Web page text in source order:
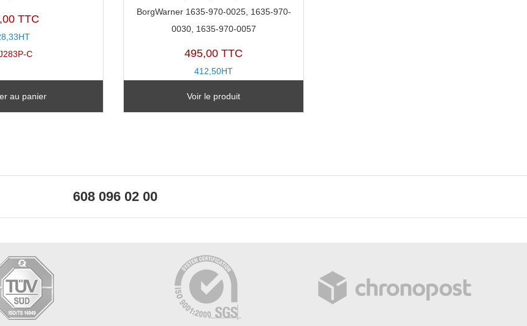
TTC
C
au panier
BorgWarner 1635-970-0025, 1635-970-
0030, 1635-970-0057
495,00 TTC
412,50HT
Voir le produit
608 096 02 00